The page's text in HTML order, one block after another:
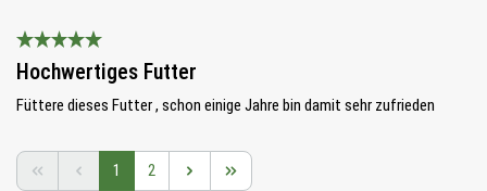
Bewertung mit 5 von 5 Sternen
Hochwertiges Futter
Füttere dieses Futter , schon einige Jahre bin damit sehr zufrieden
Seite
1 Seite
2